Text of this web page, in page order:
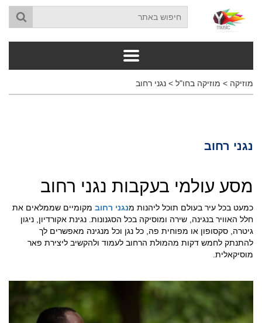
מוזיקה > מוזיקה בחו"ל > נגני רחוב
נגני רחוב
מסע עולמי בעקבות נגני רחוב
כמעט בכל עיר בעולם תוכל ליהנות מנגני רחוב מקומיים שממלאים את
חלל האוויר בנגינה, שירה ומוסיקה בכל הסגנונות. נגינת אקורדיון, ניגון
גיטרה, סקסופון או מפוחית פה, כל נגן וכל מנגינה מאפשרים לך
להתנתק לחמש דקות מהמולת הרחוב לעמוד ולהקשיב ליצירת פאר
מוסיקאלית.